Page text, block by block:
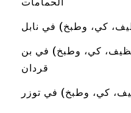
الحمامات
كي، وطبخ) في نابل
كي، وطبخ) في بن
قردان
كي، وطبخ) في توزر